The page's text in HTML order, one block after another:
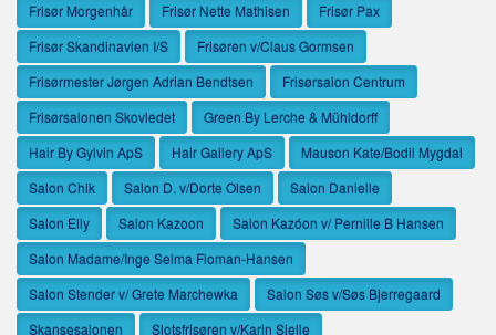
Frisør Morgenhår
Frisør Nette Mathisen
Frisør Pax
Frisør Skandinavien I/S
Frisøren v/Claus Gormsen
Frisørmester Jørgen Adrian Bendtsen
Frisørsalon Centrum
Frisørsalonen Skovledet
Green By Lerche & Mühldorff
Hair By Gylvin ApS
Hair Gallery ApS
Mauson Kate/Bodil Mygdal
Salon Chik
Salon D. v/Dorte Olsen
Salon Danielle
Salon Elly
Salon Kazoon
Salon Kazóon v/ Pernille B Hansen
Salon Madame/Inge Selma Floman-Hansen
Salon Stender v/ Grete Marchewka
Salon Søs v/Søs Bjerregaard
Skansesalonen
Slotsfrisøren v/Karin Sjelle